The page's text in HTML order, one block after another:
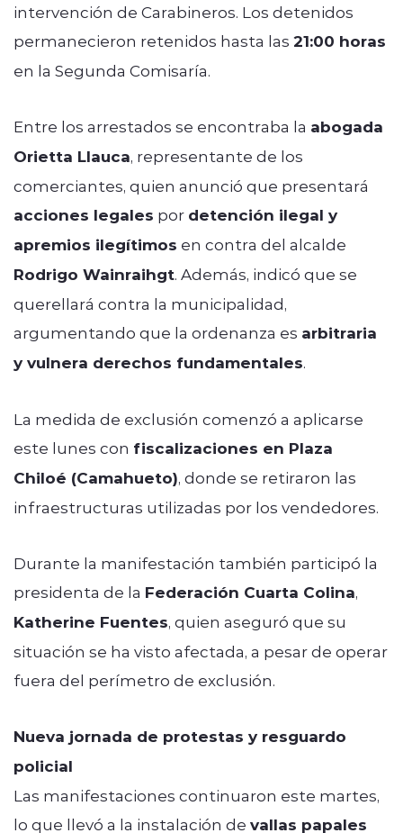
intervención de Carabineros. Los detenidos
permanecieron retenidos hasta las 21:00 horas
en la Segunda Comisaría.
Entre los arrestados se encontraba la abogada
Orietta Llauca, representante de los
comerciantes, quien anunció que presentará
acciones legales por detención ilegal y
apremios ilegítimos en contra del alcalde
Rodrigo Wainraihgt. Además, indicó que se
querellará contra la municipalidad,
argumentando que la ordenanza es arbitraria
y vulnera derechos fundamentales.
La medida de exclusión comenzó a aplicarse
este lunes con fiscalizaciones en Plaza
Chiloé (Camahueto), donde se retiraron las
infraestructuras utilizadas por los vendedores.
Durante la manifestación también participó la
presidenta de la Federación Cuarta Colina,
Katherine Fuentes, quien aseguró que su
situación se ha visto afectada, a pesar de operar
fuera del perímetro de exclusión.
Nueva jornada de protestas y resguardo
policial
Las manifestaciones continuaron este martes,
lo que llevó a la instalación de vallas papales